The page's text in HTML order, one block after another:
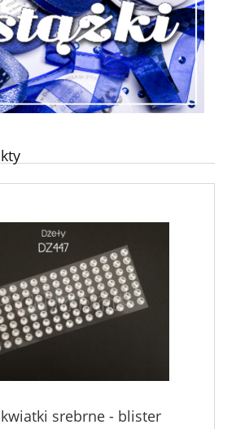
kwiatki srebrne - blister